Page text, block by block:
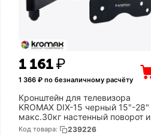
1 161₽
1 366 ₽ по безналичному расчёту
Кронштейн для телевизора
KROMAX DIX-15 черный 15"-28"
макс.30кг настенный поворот и
наклон (Kromax 20202)
Код товара: 239226